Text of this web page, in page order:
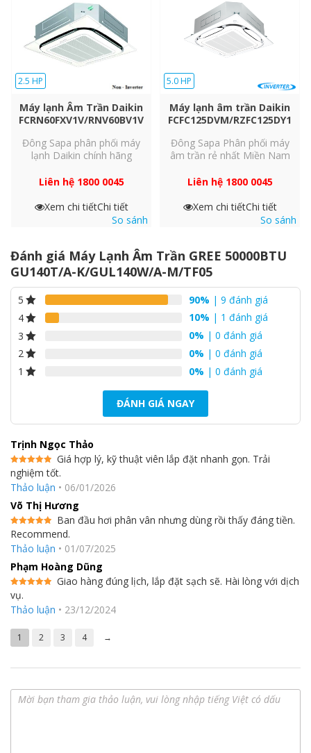
2.5 HP
Máy lạnh Âm Trần Daikin
FCRN60FXV1V/RNV60BV1V
Đông Sapa phân phối máy
lạnh Daikin chính hãng
Liên hệ 1800 0045
Xem chi tiếtChi tiết
So sánh
5.0 HP
Máy lạnh âm trần Daikin
FCFC125DVM/RZFC125DY1
Đông Sapa Phân phối máy
âm trần rẻ nhất Miền Nam
Liên hệ 1800 0045
Xem chi tiếtChi tiết
So sánh
Đánh giá Máy Lạnh Âm Trần GREE 50000BTU
GU140T/A-K/GUL140W/A-M/TF05
5 90% | 9 đánh giá
4
10% | 1 đánh giá
3
0% | 0 đánh giá
2
0% | 0 đánh giá
1
0% | 0 đánh giá
ĐÁNH GIÁ NGAY
Trịnh Ngọc Thảo
Được xếp
hạng55
sao
Giá hợp lý, kỹ thuật viên lắp đặt nhanh gọn. Trải
nghiệm tốt.
Thảo luận • 06/01/2026
Võ Thị Hương
Được xếp
hạng5 5
sao
Ban đầu hơi phân vân nhưng dùng rồi thấy đáng tiền.
Recommend.
Thảo luận • 01/07/2025
Phạm Hoàng Dũng
Được xếp
hạng
sao
Giao hàng đúng lịch, lắp đặt sạch sẽ. Hài lòng với dịch
vụ.
Thảo luận • 23/12/2024
1 2 3 4 →